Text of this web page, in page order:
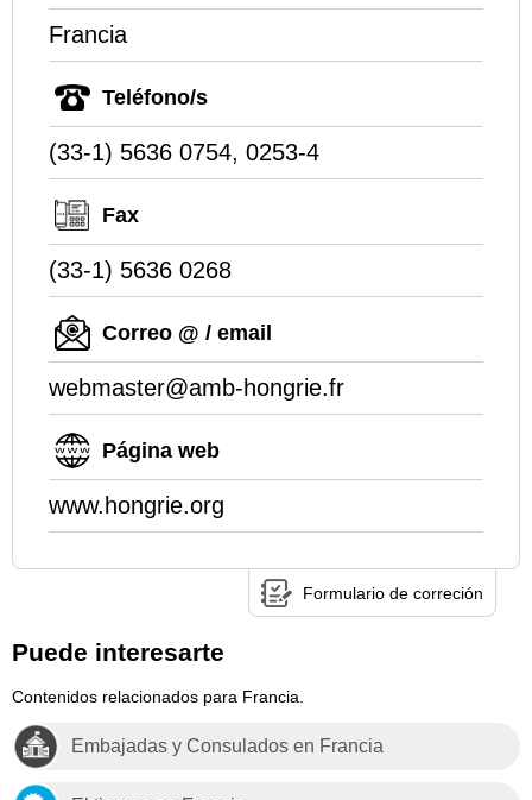
Francia
Teléfono/s
(33-1) 5636 0754, 0253-4
Fax
(33-1) 5636 0268
Correo @ / email
webmaster@amb-hongrie.fr
Página web
www.hongrie.org
Formulario de correción
Puede interesarte
Contenidos relacionados para Francia.
Embajadas y Consulados en Francia